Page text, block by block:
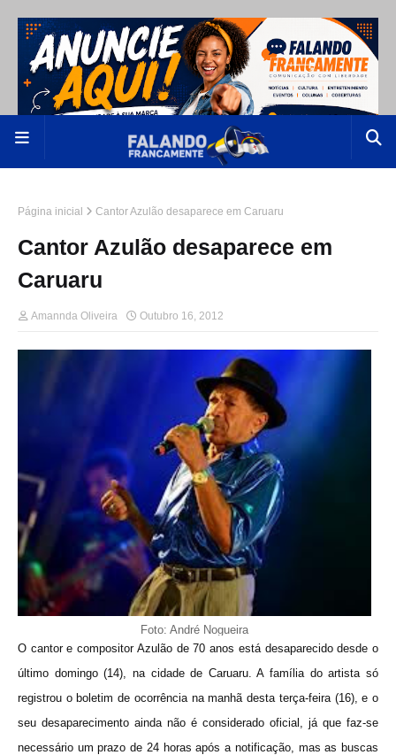
Página inicial Cantor Azulão desaparece em Caruaru
Cantor Azulão desaparece em
Caruaru
Amannda Oliveira Outubro 16, 2012
Foto: André Nogueira
O cantor e compositor Azulão de 70 anos está desaparecido desde o
último domingo (14), na cidade de Caruaru. A família do artista só
registrou o boletim de ocorrência na manhã desta terça-feira (16), e o
seu desaparecimento ainda não é considerado oficial, já que faz-se
necessário um prazo de 24 horas após a notificação, mas as buscas